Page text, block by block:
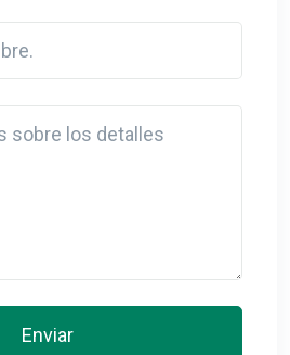
Enviar